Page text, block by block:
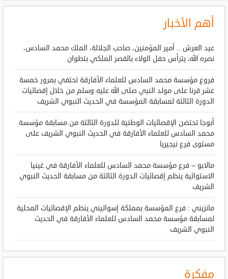
أهم الأخبار
عيد العرش .. أمير المؤمنين، صاحب الجلالة، الملك محمد السادس،
نصره الله، يترأس حفل الولاء بالقصر الملكي بتطوان
فروع مؤسسة محمد السادس للعلماء الأفارقة تحتفي بمرور خمسة
عشر قرنا على مولد النبي صلى الله عليه وسلم من خلال إقصائيات
الدورة الثالثة لمسابقة المؤسسة في الحديث النبوي الشريف
أبوجا تحتضن الإقصائيات الوطنية للدورة الثالثة من مسابقة مؤسسة
محمد السادس للعلماء الأفارقة في الحديث النبوي الشريف على
مستوى فرع نيجيريا
مالابو – فرع مؤسسة محمد السادس للعلماء الأفارقة في غينيا
الاستوائية ينظم إقصائيات الدورة الثالثة من مسابقة الحديث النبوي
الشريف
مانزيني : فرع المؤسسة بمملكة إسواتيني ينظم الإقصائيات المحلية
لمسابقة مؤسسة محمد السادس للعلماء الأفارقة في الحديث
النبوي الشريف
مفكرة